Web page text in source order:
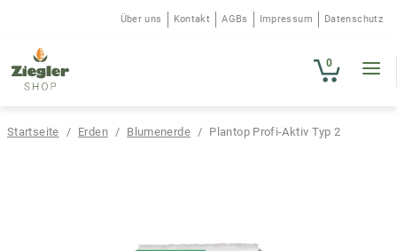
Über uns Kontakt AGBs Impressum Datenschutz
ERDEN
BRENNSTOFFE
0
Startseite / Erden / Blumenerde / Plantop Profi-Aktiv Typ 2